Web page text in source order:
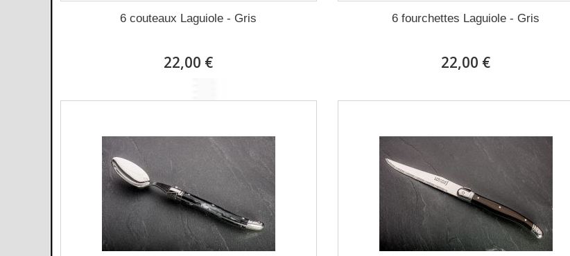
6 couteaux Laguiole - Gris
22,00 €
6 fourchettes Laguiole - Gris
22,00 €